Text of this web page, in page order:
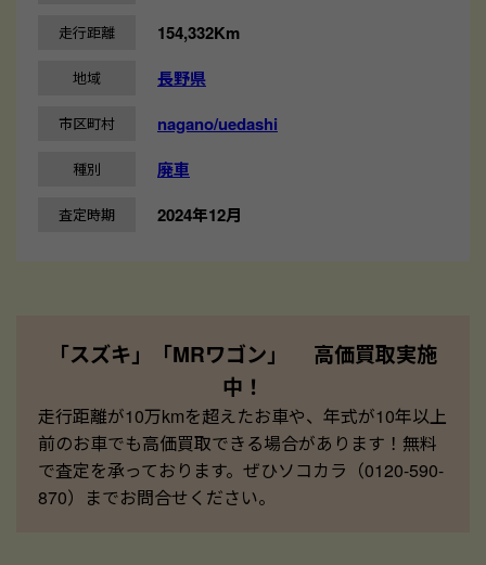
走行距離 154,332Km
地域 長野県
市区町村 nagano/uedashi
種別 廃車
査定時期 2024年12月
「スズキ」「MRワゴン」 高価買取実施
中！
走行距離が10万kmを超えたお車や、年式が10年以上
前のお車でも高価買取できる場合があります！無料
で査定を承っております。ぜひソコカラ（0120-590-
870）までお問合せください。